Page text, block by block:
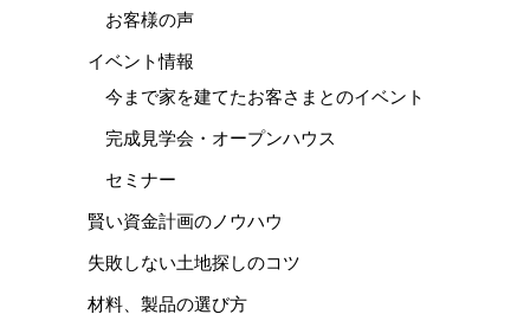
お客様の声
イベント情報
今まで家を建てたお客さまとのイベント
完成見学会・オープンハウス
セミナー
賢い資金計画のノウハウ
失敗しない土地探しのコツ
材料、製品の選び方